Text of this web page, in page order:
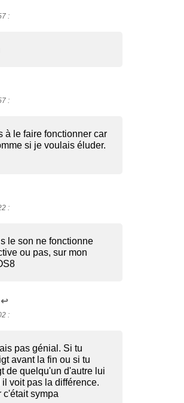
:
:
à le faire fonctionner car
si je voulais éluder.
:
le son ne fonctionne
ou pas, sur mon
↩
:
pas génial. Si tu
avant la fin ou si tu
de quelqu'un d'autre lui
il voit pas la différence.
c'était sympa